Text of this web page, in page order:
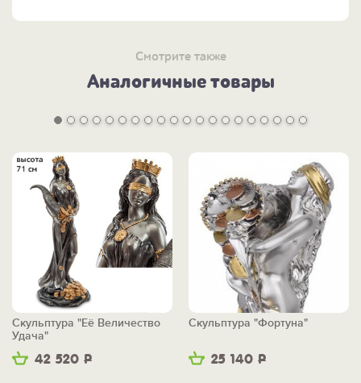
Смотрите также
Аналогичные товары
42 520 Р
Скульптура "Её Величество
Удача"
25 140 Р
Скульптура "Фортуна"